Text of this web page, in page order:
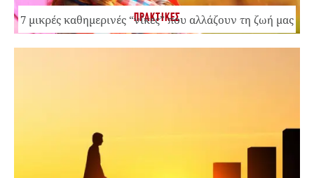
ΠΡΑΚΤΙΚΕΣ
7 μικρές καθημερινές “νίκες” που αλλάζουν τη ζωή μας